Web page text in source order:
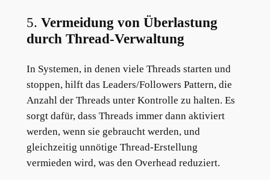
5. Vermeidung von Überlastung
durch Thread-Verwaltung
In Systemen, in denen viele Threads starten und
stoppen, hilft das Leaders/Followers Pattern, die
Anzahl der Threads unter Kontrolle zu halten. Es
sorgt dafür, dass Threads immer dann aktiviert
werden, wenn sie gebraucht werden, und
gleichzeitig unnötige Thread-Erstellung
vermieden wird, was den Overhead reduziert.